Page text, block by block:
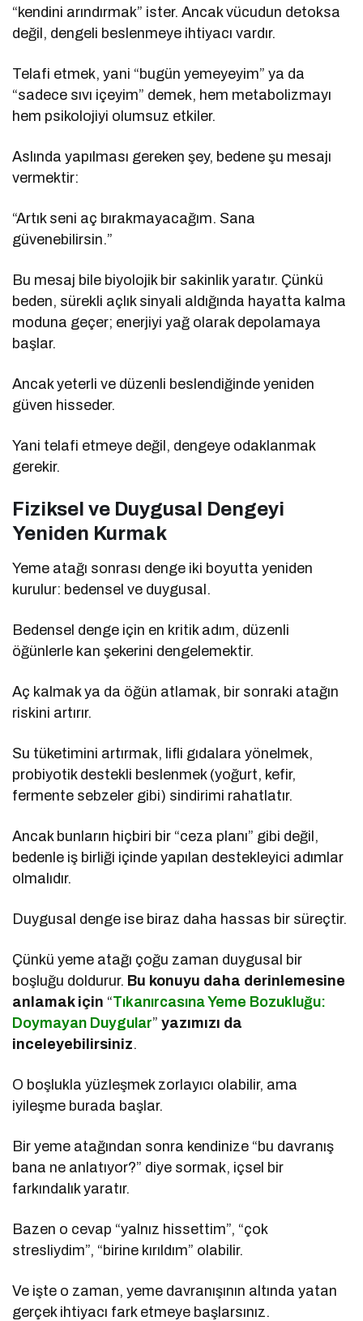
“kendini arındırmak” ister. Ancak vücudun detoksa
değil, dengeli beslenmeye ihtiyacı vardır.
Telafi etmek, yani “bugün yemeyeyim” ya da
“sadece sıvı içeyim” demek, hem metabolizmayı
hem psikolojiyi olumsuz etkiler.
Aslında yapılması gereken şey, bedene şu mesajı
vermektir:
“Artık seni aç bırakmayacağım. Sana
güvenebilirsin.”
Bu mesaj bile biyolojik bir sakinlik yaratır. Çünkü
beden, sürekli açlık sinyali aldığında hayatta kalma
moduna geçer; enerjiyi yağ olarak depolamaya
başlar.
Ancak yeterli ve düzenli beslendiğinde yeniden
güven hisseder.
Yani telafi etmeye değil, dengeye odaklanmak
gerekir.
Fiziksel ve Duygusal Dengeyi
Yeniden Kurmak
Yeme atağı sonrası denge iki boyutta yeniden
kurulur: bedensel ve duygusal.
Bedensel denge için en kritik adım, düzenli
öğünlerle kan şekerini dengelemektir.
Aç kalmak ya da öğün atlamak, bir sonraki atağın
riskini artırır.
Su tüketimini artırmak, lifli gıdalara yönelmek,
probiyotik destekli beslenmek (yoğurt, kefir,
fermente sebzeler gibi) sindirimi rahatlatır.
Ancak bunların hiçbiri bir “ceza planı” gibi değil,
bedenle iş birliği içinde yapılan destekleyici adımlar
olmalıdır.
Duygusal denge ise biraz daha hassas bir süreçtir.
Çünkü yeme atağı çoğu zaman duygusal bir
boşluğu doldurur. Bu konuyu daha derinlemesine
anlamak için “Tıkanırcasına Yeme Bozukluğu:
Doymayan Duygular”yazımızı da
inceleyebilirsiniz.
O boşlukla yüzleşmek zorlayıcı olabilir, ama
iyileşme burada başlar.
Bir yeme atağından sonra kendinize “bu davranış
bana ne anlatıyor?” diye sormak, içsel bir
farkındalık yaratır.
Bazen o cevap “yalnız hissettim”, “çok
stresliydim”, “birine kırıldım” olabilir.
Ve işte o zaman, yeme davranışının altında yatan
gerçek ihtiyacı fark etmeye başlarsınız.